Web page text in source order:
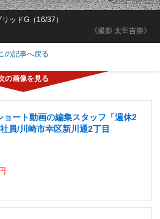
《撮影 太宰吉崇》
ッドG（16/37）
この記事へ戻る
ョート動画の編集スタッフ「週休2
員/川崎市幸区新川通2丁目